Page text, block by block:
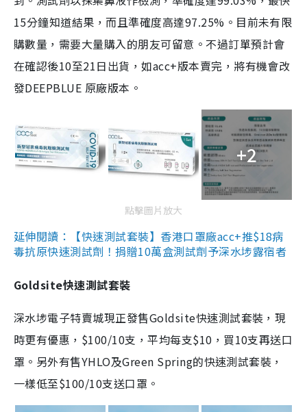
15分鐘知道結果，而且準確度高達97.25%。目前未有限
購數量，需要大量購入的朋友可留意。不過訂單預計會
在確認後10至21日出貨，如acc+版本賣完，將有機會改
發DEEPBLUE 原廠版本。
+2
點擊圖片放大
延伸閱讀：【快速測試套裝】香港口罩廠acc+推$18病
毒抗原快速測試劑！捐贈10萬盒測試劑予深水埗露宿者
Goldsite快速測試套裝
深水埗電子特賣城現正發售Goldsite快速測試套裝，現
時更有優惠，$100/10支，平均每支$10，買10支再送口
罩。另外有售YHLO及Green Spring的快速測試套裝，
一樣低至$100/10支送口罩。